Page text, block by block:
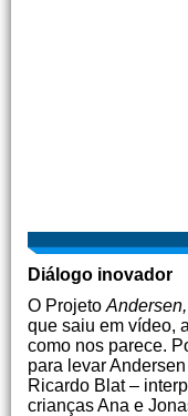
Diálogo inovador
O Projeto
que saiu em vídeo,
como nos parece.
para levar
Ricardo Blat –
crianças Ana e